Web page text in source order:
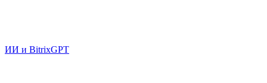
ИИ и BitrixGPT